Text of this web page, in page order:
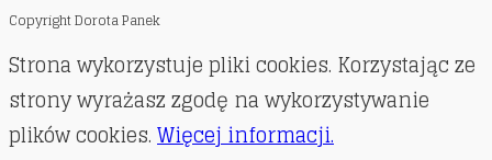
Copyright Dorota Panek
Strona wykorzystuje pliki cookies. Korzystając ze
strony wyrażasz zgodę na wykorzystywanie
plików cookies.Więcej informacji.